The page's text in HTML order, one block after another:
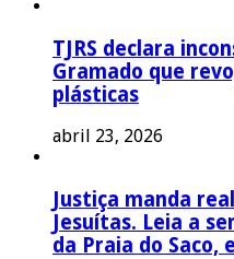
TJRS declara
Gramado que
plásticas
abril 23, 2026
Justiça manda
Jesuítas. Leia a
da Praia do Saco,